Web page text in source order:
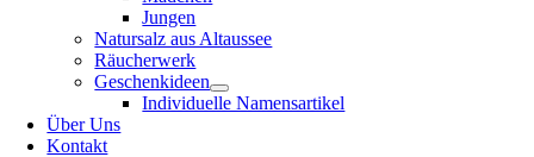
Jungen
Natursalz aus Altaussee
Räucherwerk
Geschenkideen
Individuelle Namensartikel
Über Uns
Kontakt